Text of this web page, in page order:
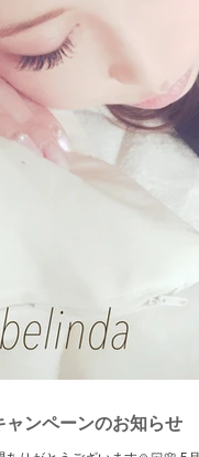
ャンペーンのお知らせ